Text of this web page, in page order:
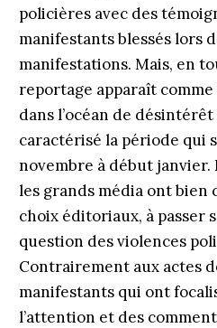
policières avec des
manifestants blessés lors
manifestations. Mais, en
reportage apparaît comme
dans l’océan de
caractérisé la période qui
novembre à début janvier.
les grands média ont bien
choix éditoriaux, à passer
question des violences
Contrairement aux actes
manifestants qui ont
l’attention et des